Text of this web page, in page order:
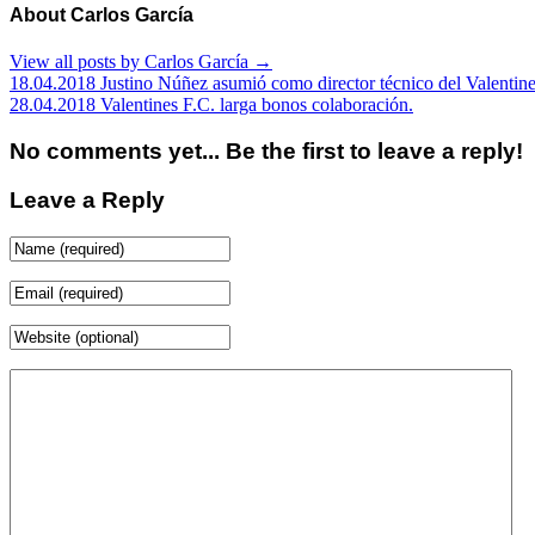
About Carlos García
View all posts by Carlos García →
18.04.2018 Justino Núñez asumió como director técnico del
28.04.2018 Valentines F.C. larga bonos colaboración.
No comments yet... Be the first to leave a reply!
Leave a Reply